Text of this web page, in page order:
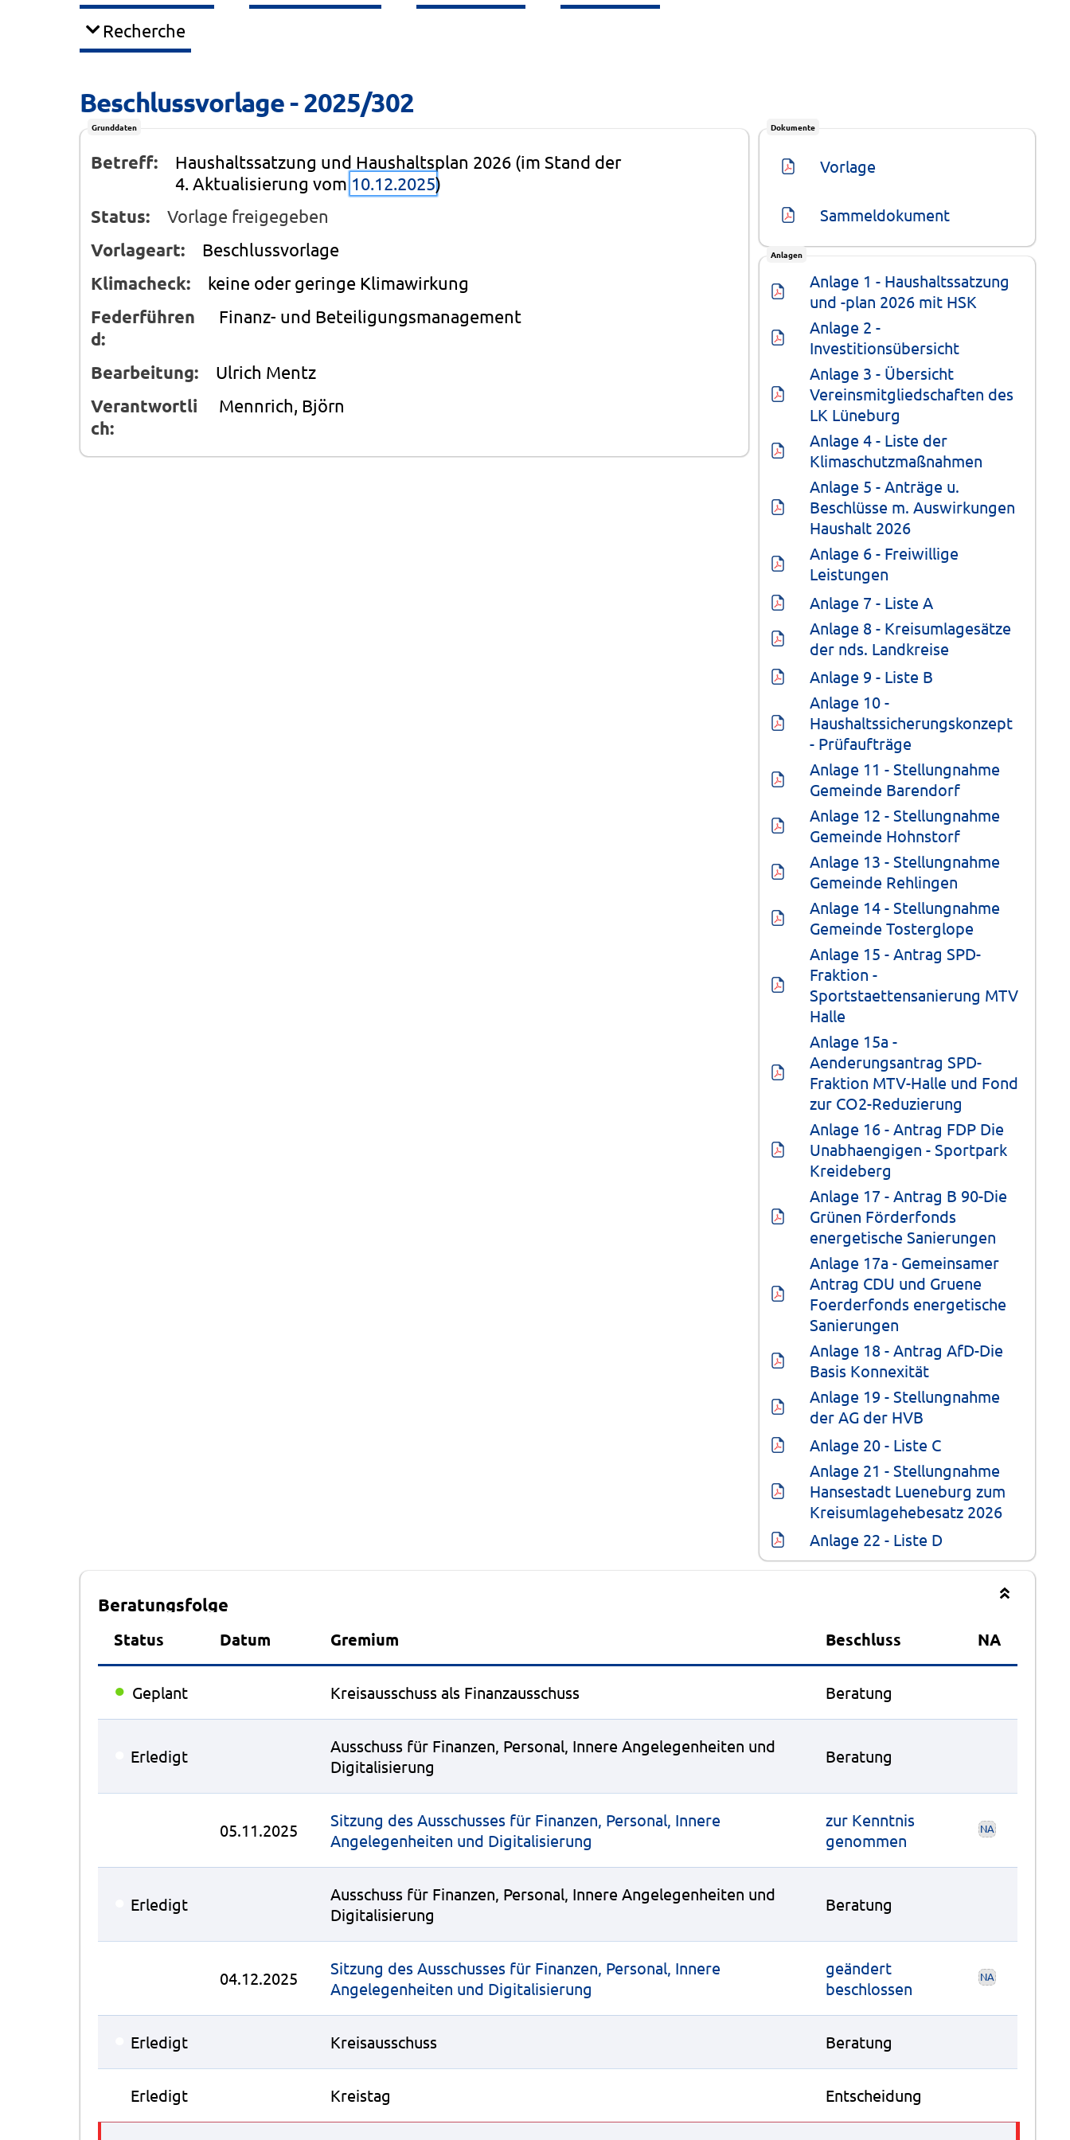
Recherche
Beschlussvorlage - 2025/302
Grunddaten
Betreff:
Haushaltssatzung und Haushaltsplan 2026 (im Stand der
4. Aktualisierung vom 10.12.2025)
Status: Vorlage freigegeben
Vorlageart: Beschlussvorlage
Klimacheck: keine oder geringe Klimawirkung
Federführen
d:
Finanz- und Beteiligungsmanagement
Bearbeitung: Ulrich Mentz
Verantwortli
ch:
Mennrich, Björn
Dokumente
Vorlage
Sammeldokument
Anlagen
Anlage 1 - Haushaltssatzung
und -plan 2026 mit HSK
Anlage 2 -
Investitionsübersicht
Anlage 3 - Übersicht
Vereinsmitgliedschaften des
LK Lüneburg
Anlage 4 - Liste der
Klimaschutzmaßnahmen
Anlage 5 - Anträge u.
Beschlüsse m. Auswirkungen
Haushalt 2026
Anlage 6 - Freiwillige
Leistungen
Anlage 7 - Liste A
Anlage 8 - Kreisumlagesätze
der nds. Landkreise
Anlage 9 - Liste B
Anlage 10 -
Haushaltssicherungskonzept
- Prüfaufträge
Anlage 11 - Stellungnahme
Gemeinde Barendorf
Anlage 12 - Stellungnahme
Gemeinde Hohnstorf
Anlage 13 - Stellungnahme
Gemeinde Rehlingen
Anlage 14 - Stellungnahme
Gemeinde Tosterglope
Anlage 15 - Antrag SPD-
Fraktion -
Sportstaettensanierung MTV
Halle
Anlage 15a -
Aenderungsantrag SPD-
Fraktion MTV-Halle und Fond
zur CO2-Reduzierung
Anlage 16 - Antrag FDP Die
Unabhaengigen - Sportpark
Kreideberg
Anlage 17 - Antrag B 90-Die
Grünen Förderfonds
energetische Sanierungen
Anlage 17a - Gemeinsamer
Antrag CDU und Gruene
Foerderfonds energetische
Sanierungen
Anlage 18 - Antrag AfD-Die
Basis Konnexität
Anlage 19 - Stellungnahme
der AG der HVB
Anlage 20 - Liste C
Anlage 21 - Stellungnahme
Hansestadt Lueneburg zum
Kreisumlagehebesatz 2026
Anlage 22 - Liste D
Beratungsfolge
Status Datum Gremium Beschluss NA
● Geplant Kreisausschuss als Finanzausschuss Beratung
Erledigt
Ausschuss für Finanzen, Personal, Innere Angelegenheiten und
Digitalisierung
Beratung
05.11.2025
Sitzung des Ausschusses für Finanzen, Personal, Innere
Angelegenheiten und Digitalisierung
zur Kenntnis
genommen
NA
Erledigt
Ausschuss für Finanzen, Personal, Innere Angelegenheiten und
Digitalisierung
Beratung
04.12.2025
Sitzung des Ausschusses für Finanzen, Personal, Innere
Angelegenheiten und Digitalisierung
geändert
beschlossen
NA
Erledigt Kreisausschuss Beratung
Erledigt Kreistag Entscheidung